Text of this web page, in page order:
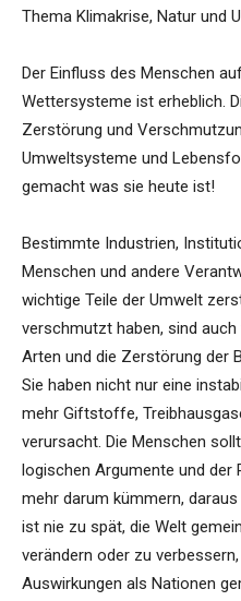
Thema Klimakrise, Natur und
Der Einfluss des Menschen
Wettersysteme ist erheblich.
Zerstörung und
Umweltsysteme und
gemacht was sie heute ist!
Bestimmte Industrien,
Menschen und andere
wichtige Teile der Umwelt
verschmutzt haben, sind
Arten und die Zerstörung der
Sie haben nicht nur eine
mehr Giftstoffe,
verursacht. Die Menschen
logischen Argumente und der
mehr darum kümmern,
ist nie zu spät, die Welt
verändern oder zu
Auswirkungen als Nationen